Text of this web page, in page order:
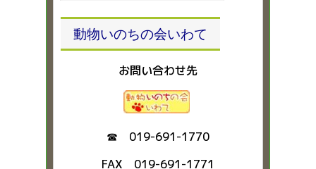
動物いのちの会いわて
お問い合わせ先
☎ 019-691-1770
FAX 019-691-1771